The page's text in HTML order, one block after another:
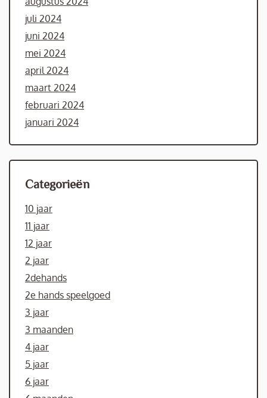
juli 2024
juni 2024
mei 2024
april 2024
maart 2024
februari 2024
januari 2024
Categorieën
10 jaar
11 jaar
12 jaar
2 jaar
2dehands
2e hands speelgoed
3 jaar
3 maanden
4 jaar
5 jaar
6 jaar